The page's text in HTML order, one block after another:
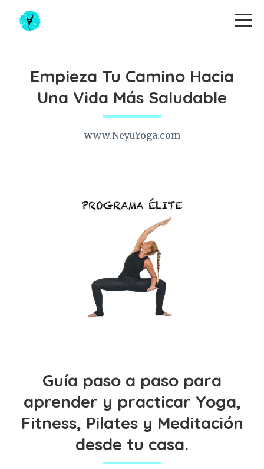
Empieza Tu Camino Hacia
Una Vida Más Saludable
www.NeyuYoga.com
Guía paso a paso para
aprender y practicar Yoga,
Fitness, Pilates y Meditación
desde tu casa.